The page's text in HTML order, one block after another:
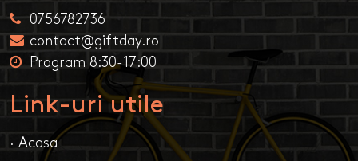
0756782736
contact@giftday.ro
Program 8:30-17:00
Link-uri utile
· Acasa